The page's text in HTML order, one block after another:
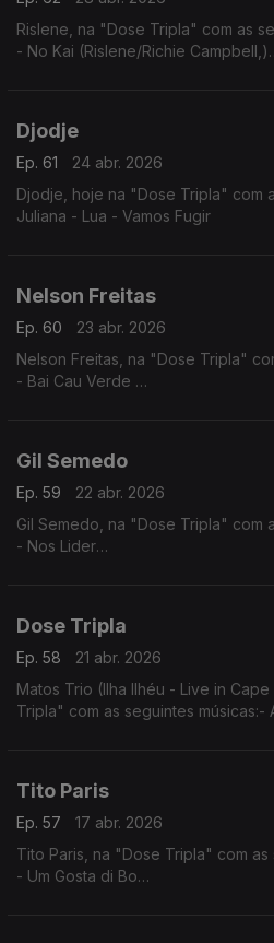
Rislene, na "Dose Tripla" com as
- No Kai (Rislene/Richie Campbell,)
Djodje
Ep. 61
24 abr. 2026
Djodje, hoje na "Dose Tripla" com
Juliana - Lua - Vamos Fugir
Nelson Freitas
Ep. 60
23 abr. 2026
Nelson Freitas, na "Dose Tripla"
- Bai Cau Verde
Gil Semedo
Ep. 59
22 abr. 2026
Gil Semedo, na "Dose Tripla" com
- Nos Lider
Dose Tripla
Ep. 58
21 abr. 2026
Matos Trio (Ilha Ilhéu - Live in
Tito Paris
Ep. 57
17 abr. 2026
Tito Paris, na "Dose Tripla" com as
- Um Gosta di Bo